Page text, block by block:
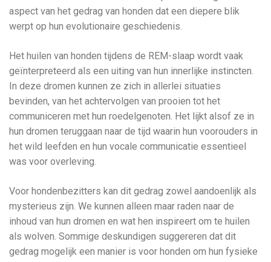
aspect van het gedrag van honden dat een diepere blik
werpt op hun evolutionaire geschiedenis.
Het huilen van honden tijdens de REM-slaap wordt vaak
geïnterpreteerd als een uiting van hun innerlijke instincten.
In deze dromen kunnen ze zich in allerlei situaties
bevinden, van het achtervolgen van prooien tot het
communiceren met hun roedelgenoten. Het lijkt alsof ze in
hun dromen teruggaan naar de tijd waarin hun voorouders in
het wild leefden en hun vocale communicatie essentieel
was voor overleving.
Voor hondenbezitters kan dit gedrag zowel aandoenlijk als
mysterieus zijn. We kunnen alleen maar raden naar de
inhoud van hun dromen en wat hen inspireert om te huilen
als wolven. Sommige deskundigen suggereren dat dit
gedrag mogelijk een manier is voor honden om hun fysieke